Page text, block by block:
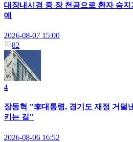
대장내시경 중 장 천공으로 환자 숨
예
2026-08-07 15:00
82
4
장동혁 "李대통령, 경기도 재정 거덜
키는 길"
2026-08-06 16:52